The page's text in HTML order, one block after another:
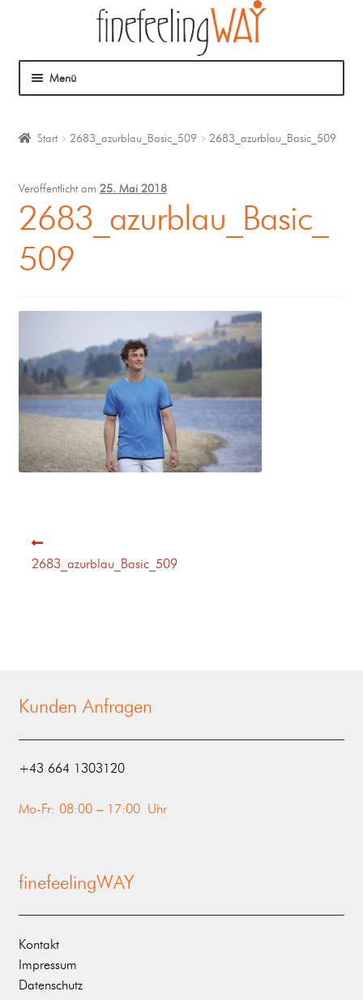
Menü
Coaching
Klangmassage
Start 2683_azurblau_Basic_509 2683_azurblau_Basic_509
Veröffentlicht am 25. Mai 2018
2683_azurblau_Basic_
509
2683_azurblau_Basic_509
Kunden Anfragen
‭+43 664 1303120‬
Mo-Fr: 08:00 – 17:00 Uhr
finefeelingWAY
Kontakt
Impressum
Datenschutz